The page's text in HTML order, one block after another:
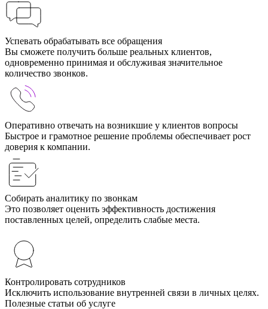
Успевать обрабатывать все обращения
Вы сможете получить больше реальных клиентов,
одновременно принимая и обслуживая значительное
количество звонков.
Оперативно отвечать на возникшие у клиентов вопросы
Быстрое и грамотное решение проблемы обеспечивает рост
доверия к компании.
Собирать аналитику по звонкам
Это позволяет оценить эффективность достижения
поставленных целей, определить слабые места.
Контролировать сотрудников
Исключить использование внутренней связи в личных целях.
Полезные статьи об услуге